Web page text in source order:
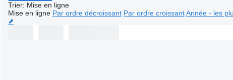
Trier: Mise en ligne
Mise en ligne Par ordre décroissant Par ordre croissant Année - les
⬈